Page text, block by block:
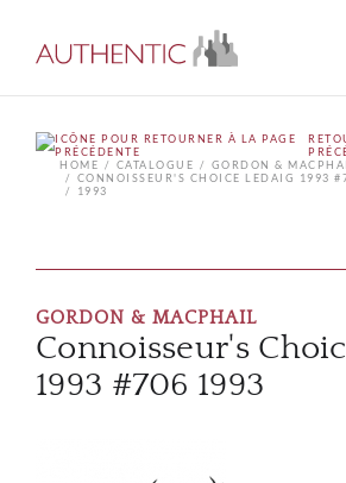
HOME
CATALOGUE
GORDON &
CONNOISSEUR'S CHOICE LEDAIG 1993
1993
GORDON & MACPHAIL
Connoisseur's
1993 #706 1993